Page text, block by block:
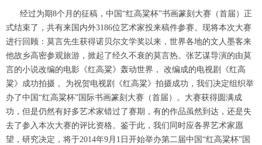
经过为期8个月的征稿，中国“红高粱杯”书画篆刻大赛（首届）正
式结束了，共有来国内外3186位艺术家投来稿件参赛。现将本次大赛
进行回顾：莫言先生获得诺贝尔文学奖以来，世界各地的文人墨客来
他故乡高密参观旅游，掀起了经久不衰的莫言热。张艺谋导演的由莫
言的小说改编的电影《红高粱》轰动世界， 改编成的电视剧《红高
粱》成功拍摄 。为祝贺电视剧《红高粱》拍摄成功，我们决定组织举
办了中国“红高粱杯”国际书画篆刻大赛（首届）。大赛获得圆满成
功，但是仍然有好多艺术家错过了赛期，有的作品虽然到达，还是失
去了参入本次大赛的评比资格。鉴于此，我们同时应各界艺术家愿
望，研究决定，将于2014年9月1日开始举办第二届中国“红高粱杯”国